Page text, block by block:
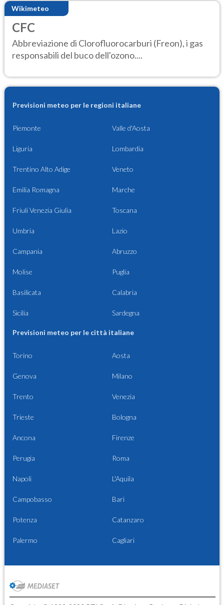
Wikimeteo
CFC
Abbreviazione di Clorofluorocarburi (Freon), i gas
responsabili del buco dell'ozono....
Previsioni meteo per le regioni italiane
Piemonte Valle d'Aosta
Liguria Lombardia
Trentino Alto Adige Veneto
Emilia Romagna Marche
Friuli Venezia Giulia Toscana
Umbria Lazio
Campania Abruzzo
Molise Puglia
Basilicata Calabria
Sicilia Sardegna
Previsioni meteo per le città italiane
Torino Aosta
Genova Milano
Trento Venezia
Trieste Bologna
Ancona Firenze
Perugia Roma
Napoli L'Aquila
Campobasso Bari
Potenza Catanzaro
Palermo Cagliari